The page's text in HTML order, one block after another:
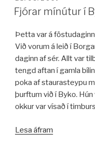
Fjórar mínútur í
Þetta var á
Við vorum á leið í
daginn af sér. Allt var
tengd aftan í gamla
poka af staurasteypu
þurftum við í Byko.
okkur var vísað í
Lesa áfram